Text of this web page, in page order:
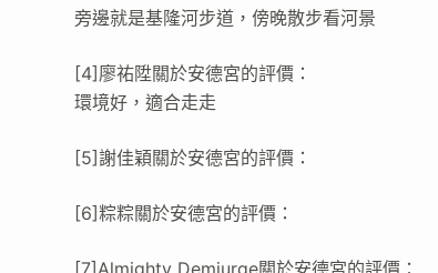
旁邊就是基隆河步道，傍晚散步看河景
[4]廖祐陞關於安德宮的評價：
環境好，適合走走
[5]謝佳穎關於安德宮的評價：
[6]粽粽關於安德宮的評價：
[7]Almighty Demiurge關於安德宮的評價：